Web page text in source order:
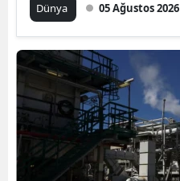
Dünya 05 Ağustos 2026